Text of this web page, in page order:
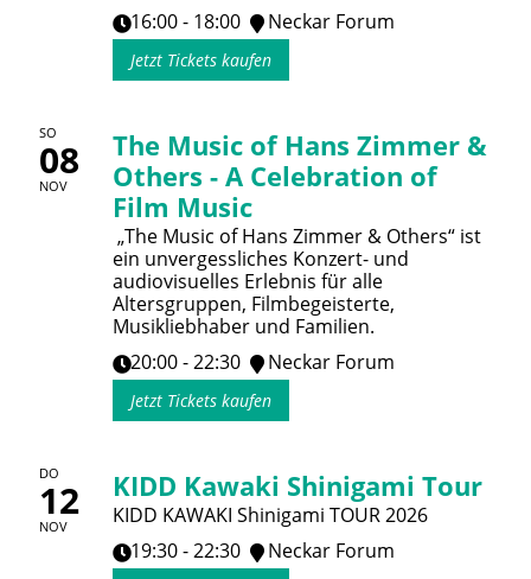
16:00 - 18:00
Neckar Forum
Jetzt Tickets kaufen
SO
08
NOV
The Music of Hans Zimmer &
Others - A Celebration of
Film Music
„The Music of Hans Zimmer & Others“ ist
ein unvergessliches Konzert- und
audiovisuelles Erlebnis für alle
Altersgruppen, Filmbegeisterte,
Musikliebhaber und Familien.
20:00 - 22:30
Neckar Forum
Jetzt Tickets kaufen
DO
12
NOV
KIDD Kawaki Shinigami Tour
KIDD KAWAKI Shinigami TOUR 2026
19:30 - 22:30
Neckar Forum